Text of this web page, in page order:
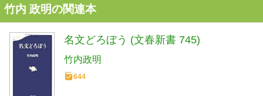
竹内 政明の関連本
名文どろぼう (文春新書 745)
竹内政明
644